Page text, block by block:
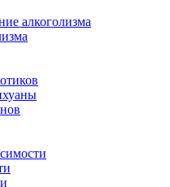
алкоголизма